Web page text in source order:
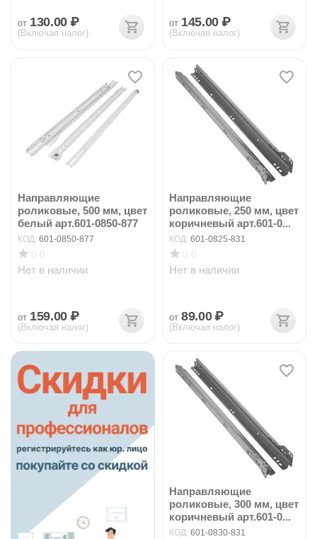
от 130.00 ₽
(Включая налог)
от 145.00 ₽
(Включая налог)
Направляющие
роликовые, 500 мм, цвет
белый арт.601-0850-877
КОД: 601-0850-877
Нет в наличии
от 159.00 ₽
(Включая налог)
Направляющие
роликовые, 250 мм, цвет
коричневый арт.601-0...
КОД: 601-0825-831
Нет в наличии
от 89.00 ₽
(Включая налог)
Направляющие
роликовые, 300 мм, цвет
коричневый арт.601-0...
КОД: 601-0830-831